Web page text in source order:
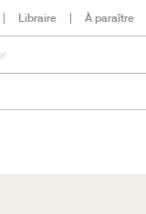
Libraire À paraître